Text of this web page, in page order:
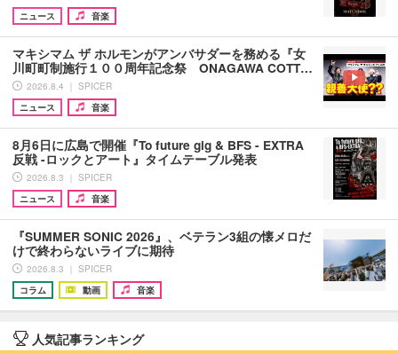
ニュース
音楽
マキシマム ザ ホルモンがアンバサダーを務める『女
川町町制施行１００周年記念祭 ONAGAWA COTT…
2026.8.4 ｜ SPICER
ニュース
音楽
8月6日に広島で開催『To future gig & BFS - EXTRA
反戦 -ロックとアート』タイムテーブル発表
2026.8.3 ｜ SPICER
ニュース
音楽
『SUMMER SONIC 2026』、ベテラン3組の懐メロだ
けで終わらないライブに期待
2026.8.3 ｜ SPICER
コラム
動画 音楽
人気記事ランキング